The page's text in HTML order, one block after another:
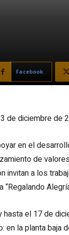
Facebook
de diciembre de
en el
de
invitan a los
“Regalando
el 17 de
en la planta baja